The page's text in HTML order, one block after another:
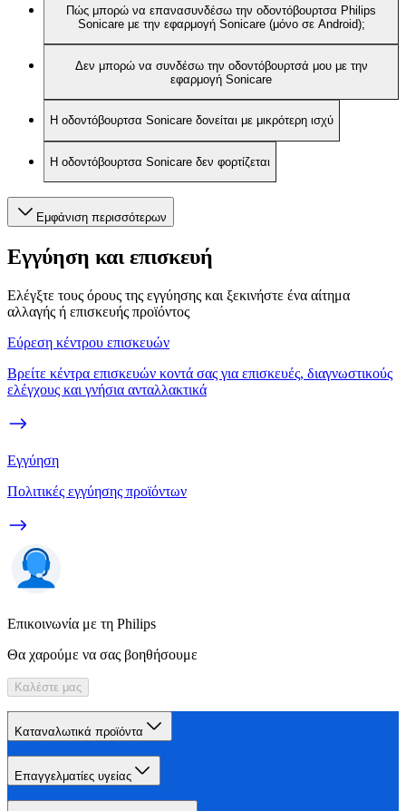
Πώς μπορώ να επανασυνδέσω την οδοντόβουρτσα Philips
Sonicare με την εφαρμογή Sonicare (μόνο σε Android);
Δεν μπορώ να συνδέσω την οδοντόβουρτσά μου με την
εφαρμογή Sonicare
Η οδοντόβουρτσα Sonicare δονείται με μικρότερη ισχύ
Η οδοντόβουρτσα Sonicare δεν φορτίζεται
Εμφάνιση περισσότερων
Εγγύηση και επισκευή
Ελέγξτε τους όρους της εγγύησης και ξεκινήστε ένα αίτημα
αλλαγής ή επισκευής προϊόντος
Εύρεση κέντρου επισκευών
Βρείτε κέντρα επισκευών κοντά σας για επισκευές, διαγνωστικούς
ελέγχους και γνήσια ανταλλακτικά
Εγγύηση
Πολιτικές εγγύησης προϊόντων
Επικοινωνία με τη Philips
Θα χαρούμε να σας βοηθήσουμε
Καλέστε μας
Καταναλωτικά προϊόντα
Επαγγελματίες υγείας